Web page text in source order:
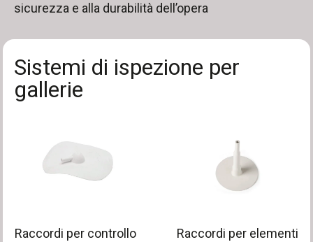
sicurezza e alla durabilità dell’opera
Sistemi di ispezione per
gallerie
Raccordi per controllo
Raccordi per elementi